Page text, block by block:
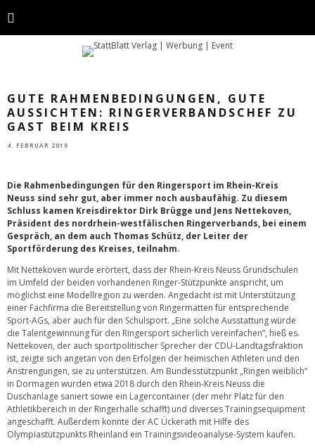
GUTE RAHMENBEDINGUNGEN, GUTE
AUSSICHTEN: RINGERVERBANDSCHEF ZU
GAST BEIM KREIS
4. FEBRUAR 2019
Die Rahmenbedingungen für den Ringersport im Rhein-Kreis
Neuss sind sehr gut, aber immer noch ausbaufähig. Zu diesem
Schluss kamen Kreisdirektor Dirk Brügge und Jens Nettekoven,
Präsident des nordrhein-westfälischen Ringerverbands, bei einem
Gespräch, an dem auch Thomas Schütz, der Leiter der
Sportförderung des Kreises, teilnahm.
Mit Nettekoven wurde erörtert, dass der Rhein-Kreis Neuss Grundschulen
im Umfeld der beiden vorhandenen Ringer-Stützpunkte anspricht, um
möglichst eine Modellregion zu werden. Angedacht ist mit Unterstützung
einer Fachfirma die Bereitstellung von Ringermatten für entsprechende
Sport-AGs, aber auch für den Schulsport. „Eine solche Ausstattung würde
die Talentgewinnung für den Ringersport sicherlich vereinfachen“, hieß es.
Nettekoven, der auch sportpolitischer Sprecher der CDU-Landtagsfraktion
ist, zeigte sich angetan von den Erfolgen der heimischen Athleten und den
Anstrengungen, sie zu unterstützen. Am Bundesstützpunkt „Ringen weiblich“
in Dormagen wurden etwa 2018 durch den Rhein-Kreis Neuss die
Duschanlage saniert sowie ein Lagercontainer (der mehr Platz für den
Athletikbereich in der Ringerhalle schafft) und diverses Trainingsequipment
angeschafft. Außerdem konnte der AC Ückerath mit Hilfe des
Olympiastützpunkts Rheinland ein Trainingsvideoanalyse-System kaufen.